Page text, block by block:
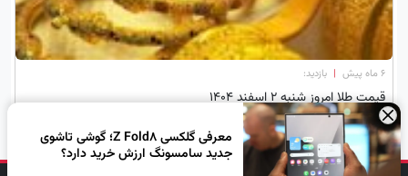
۶ ماه پیش | بازدید:
قیمت طلا امروز شنبه 2 اسفند 1404
×
معرفی گلکسی Z Fold8؛ گوشی تاشوی
جدید سامسونگ ارزش خرید دارد؟